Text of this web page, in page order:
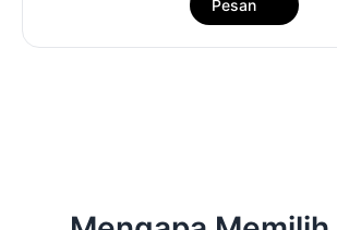
Pesan